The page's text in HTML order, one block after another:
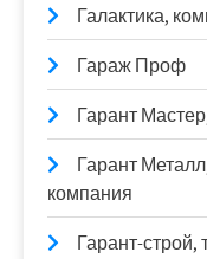
Галактика,
Гараж Проф
Гарант
Гарант
компания
Гарант-строй,